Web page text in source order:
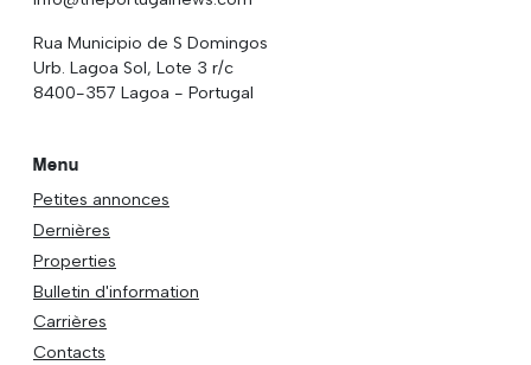
Rua Municipio de S Domingos
Urb. Lagoa Sol, Lote 3 r/c
8400-357 Lagoa - Portugal
Menu
Petites annonces
Dernières
Properties
Bulletin d'information
Carrières
Contacts